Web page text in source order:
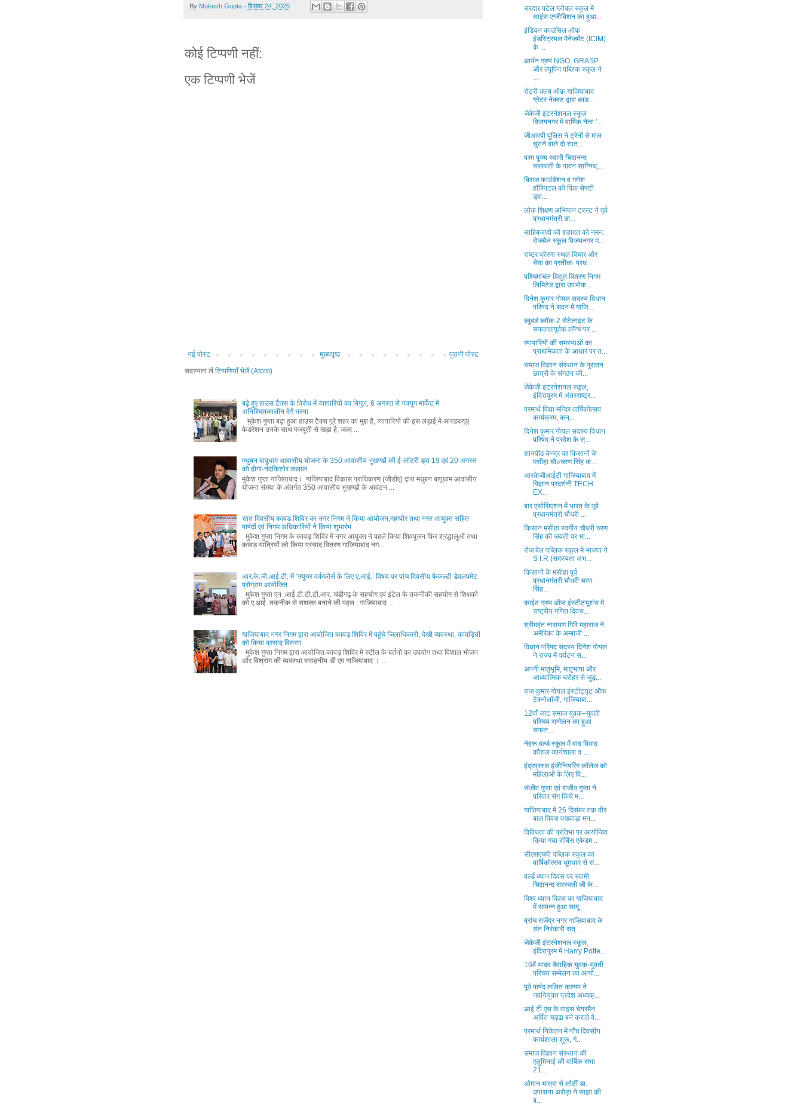
By Mukesh Gupta - दिसंबर 24, 2025
कोई टिप्पणी नहीं:
एक टिप्पणी भेजें
नई पोस्ट पुरानी पोस्ट
मुख्यपृष्ठ
सदस्यता लें टिप्पणियाँ भेजें (Atom)
बढ़े हुए हाउस टैक्स के विरोध में व्यापारियों का बिगुल, 6 अगस्त से नवयुग मार्केट में
अनिश्चितकालीन देगें धरना
मुकेश गुप्ता बढ़ा हुआ हाउस टैक्स पूरे शहर का मुद्दा है, व्यापारियों की इस लड़ाई में आरडब्ल्यूए
फेडरेशन उनके साथ मजबूती से खड़ा है; जल्द ...
मधुबन बापूधाम आवासीय योजना के 350 आवासीय भूखण्डों की ई-लॉटरी ड्रा 19 एवं 20 अगस्त
को होगा-नंदकिशोर कलाल
मुकेश गुप्ता गाजियाबाद। गाजियाबाद विकास प्राधिकरण (जीडीए) द्वारा मधुबन बापूधाम आवासीय
योजना संख्या के अंतर्गत 350 आवासीय भूखण्डों के आवंटन ...
सात दिवसीय कावड़ शिविर का नगर निगम ने किया आयोजन,महापौर तथा नगर आयुक्त सहित
पार्षदों एवं निगम अधिकारियों ने किया शुभारंभ
मुकेश गुप्ता निगम के कावड़ शिविर में नगर आयुक्त ने पहले किया शिवपूजन फिर श्रद्धालुओं तथा
कावड़ यात्रियों को किया प्रसाद वितरण गाजियाबाद नग...
आर.के.जी.आई.टी. में ‘फ्यूचर वर्कफोर्स के लिए ए.आई.’ विषय पर पांच दिवसीय फैकल्टी डेवलपमेंट
प्रोग्राम आयोजित
मुकेश गुप्ता एन .आई.टी.टी.टी.आर. चंडीगढ़ के सहयोग एवं इंटेल के तकनीकी सहयोग से शिक्षकों
को ए.आई. तकनीक से सशक्त बनाने की पहल गाजियाबाद ...
गाजियाबाद नगर निगम द्वारा आयोजित कावड़ शिविर में पहुंचे जिलाधिकारी, देखी व्यवस्था, कांवड़ियों
को किया प्रसाद वितरण
मुकेश गुप्ता निगम द्वारा आयोजित कावड़ शिविर में स्टील के बर्तनों का उपयोग तथा विशाल भोजन
और विश्राम की व्यवस्था सराहनीय-डी एम गाजियाबाद । ...
सरदार पटेल ग्लोबल स्कूल मे
साइंस एग्जीबिशन का हुआ...
इंडियन काउंसिल ऑफ
इंडस्ट्रियल मैनेजमेंट (ICIM)
के ...
आर्यन ग्रुप NGO, GRASP
और ल्यूपिन पब्लिक स्कूल ने
...
रोटरी क्लब ऑफ़ गाज़ियाबाद
ग्रेटर नेक्स्ट द्वारा ब्लड...
जेकेजी इंटरनेशनल स्कूल
विजयनगर मे वार्षिक नेला '...
जीआरपी पुलिस ने ट्रेनों से माल
चुराने वाले दो शात...
परम पूज्य स्वामी चिदानन्द
सरस्वती के पावन सान्निध्...
बिराज फाउंडेशन व गणेश
हॉस्पिटल की पिंक सेफ्टी
ड्रा...
लोक शिक्षण अभियान ट्रस्ट ने पूर्व
प्रधानमंत्री डा...
साहिबजादों की शहादत को नमन:
रोजबैल स्कूल विजयनगर म...
राष्ट्र प्रेरणा स्थल विचार और
सेवा का प्रतीकः प्रध...
पश्चिमांचल विद्युत वितरण निगम
लिमिटेड द्वारा उपभोक...
दिनेश कुमार गोयल सदस्य विधान
परिषद ने सदन में गाजि...
ब्लूबर्ड ब्लॉक-2 सैटेलाइट के
सफलतापूर्वक लॉन्च पर ...
व्यापारियों की समस्याओं का
प्राथमिकता के आधार पर त...
समाज विज्ञान संस्थान के पुरातन
छात्रों के संगठन की...
जेकेजी इंटरनेशनल स्कूल,
इंदिरापुरम में अंतरराष्ट्र...
परमार्थ विद्या मन्दिर वार्षिकोत्सव
कार्यक्रम, कन्...
दिनेश कुमार गोयल सदस्य विधान
परिषद ने प्रदेश के स्...
ज्ञानपीठ केन्द्र पर किसानों के
मसीहा चौ०चरण सिंह क...
आरकेजीआईटी गाजियाबाद में
विज्ञान प्रदर्शनी TECH
EX...
बार एसोसिएशन में भारत के पूर्व
प्रधानमंत्री चौधरी ...
किसान मसीहा स्वर्गीय चौधरी चरण
सिंह की जयंती पर भा...
रोज बेल पब्लिक स्कूल मे भाजपा ने
S I.R (सदस्यता अभ...
किसानों के मसीहा पूर्व
प्रधानमंत्री चौधरी चरण
सिंह...
काईट ग्रुप ऑफ इंस्टीट्यूशंस मे
राष्ट्रीय गणित दिवस...
श्रीमहंत नारायण गिरि महाराज ने
अमेरिका के अम्बाजी ...
विधान परिषद सदस्य दिनेश गोयल
ने राज्य में पर्यटन स...
अपनी मातृभूमि, मातृभाषा और
आध्यात्मिक धरोहर से जुड़...
राज कुमार गोयल इंस्टीट्यूट ऑफ
टेक्नोलॉजी, गाजियाबा...
12वाँ जाट समाज युवक–युवती
परिचय सम्मेलन का हुआ
सफल...
नेहरू वर्ल्ड स्कूल में वाद विवाद
कौशल कार्यशाला व ...
इंद्रप्रस्थ इंजीनियरिंग कॉलेज को
महिलाओं के लिए वि...
संजीव गुप्ता एवं राजीव गुप्ता ने
परिवार संग किये म...
गाजियाबाद में 26 दिसंबर तक वीर
बाल दिवस पखवाड़ा मन...
विविधता की प्रतिभा पर आयोजित
किया गया रॉबिंस एकेडम...
सीएसएचपी पब्लिक स्कूल का
वार्षिकोत्सव धूमधाम से सं...
वर्ल्ड ध्यान दिवस पर स्वामी
चिदानन्द सरस्वती जी के...
विश्व ध्यान दिवस पर गाजियाबाद
में सम्पन्न हुआ सामू...
ब्रांच राजेंद्र नगर गाज़ियाबाद के
संत निरंकारी सत्...
जेकेजी इंटरनेशनल स्कूल,
इंदिरापुरम में Harry Potte...
16वें यादव वैवाहिक युवक-युवती
परिचय सम्मेलन का आयो...
पूर्व पार्षद ललित कश्यप ने
नवनियुक्त प्रदेश अध्यक्...
आई टी एस के वाइस चेयरमैन
अर्पित चड्ढा बने कराते वे...
परमार्थ निकेतन में पाँच दिवसीय
कार्यशाला शुरू, गं...
समाज विज्ञान संस्थान की
एलुमिनाई की वार्षिक सभा
21...
ओमान यात्रा से लौटीं डा.
उपासना अरोड़ा ने साझा की
ब...